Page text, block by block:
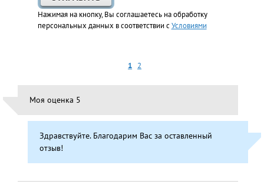
Нажимая на кнопку, Вы соглашаетесь на обработку
персональных данных в соответствии сУсловиями
1 2
Моя оценка 5
Здравствуйте. Благодарим Вас за оставленный
отзыв!